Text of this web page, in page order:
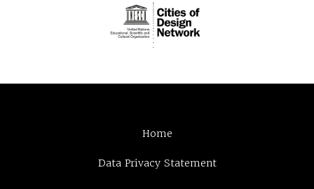
Home
Data Privacy Statement